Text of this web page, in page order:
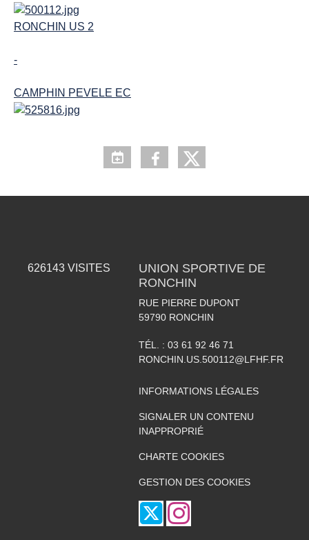
RONCHIN US 2
-
CAMPHIN PEVELE EC
626143 VISITES
UNION SPORTIVE DE
RONCHIN
RUE PIERRE DUPONT
59790 RONCHIN
TÉL. : 03 61 92 46 71
RONCHIN.US.500112@LFHF.FR
INFORMATIONS LÉGALES
SIGNALER UN CONTENU
INAPPROPRIÉ
CHARTE COOKIES
GESTION DES COOKIES